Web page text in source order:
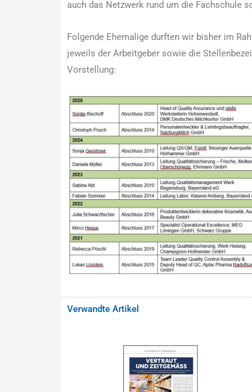
auch das Netzwerk rund um die Fachschule
Folgende Ehemalige durften wir bisher im
jeweils der Arbeitgeber sowie die
Vorstellung:
Verwandte Artikel